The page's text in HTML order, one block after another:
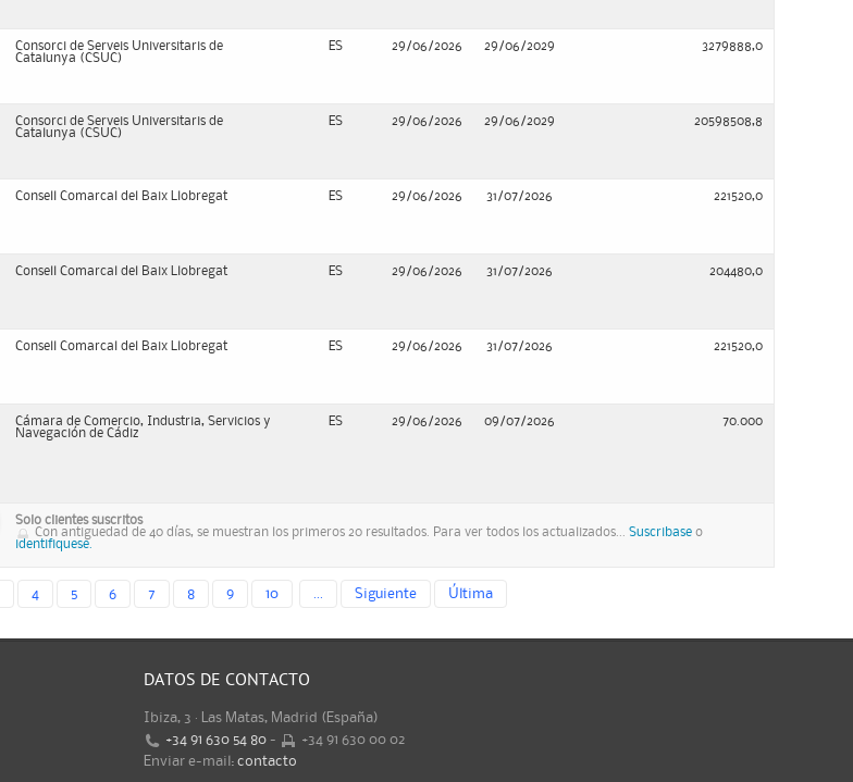
Consorci de Serveis Universitaris de
Catalunya (CSUC)
ES 29/06/2026 29/06/2029 3279888,0
Consorci de Serveis Universitaris de
Catalunya (CSUC)
ES 29/06/2026 29/06/2029 20598508,8
Consell Comarcal del Baix Llobregat ES 29/06/2026 31/07/2026 221520,0
Consell Comarcal del Baix Llobregat ES 29/06/2026 31/07/2026 204480,0
Consell Comarcal del Baix Llobregat ES 29/06/2026 31/07/2026 221520,0
Cámara de Comercio, Industria, Servicios y
Navegación de Cádiz
ES 29/06/2026 09/07/2026 70.000
Solo clientes suscritos
Con antiguedad de 40 días, se muestran los primeros 20 resultados. Para ver todos los actualizados... Suscribase o
identifiquese.
4 5 6 7 8 9 10 Siguiente Última
DATOS DE CONTACTO
Ibiza, 3 · Las Matas, Madrid (España)
+34 91 630 54 80 -
+34 91 630 00 02
Enviar e-mail: contacto